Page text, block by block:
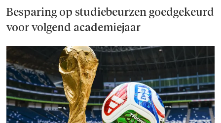
Besparing op studie­beurzen goed­ge­keurd
voor volgend academiejaar